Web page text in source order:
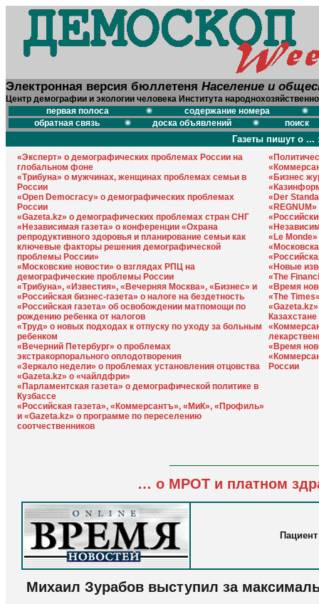
Электронная версия бюллетеня Население и
Центр демографии и экологии человека Института
первая полоса
содержание номера
обратная связь
доска объявлений поиск
Газеты пишут о ...
«Эксперт» о демографических проблемах России на
глобальном фоне
«Трибуна» о мужчинах, женщинах проблемах семьи в
России
«Open Democracy» о демографических проблемах
России
«Gazeta.kz» о демографических проблемах стран СНГ
«Независимая газета» о конференции «Охрана
репродуктивного здоровья и планирование семьи как
ключевые факторы решения демографической
проблемы России»
«Московские новости» о взглядах РПЦ на
демографические проблемы России
«Трибуна», «Известия», «Вечерняя Москва», «Бизнес» и
«Российская бизнес-газета» о налоге на бездетность
«Российская газета» об освобождении матпомощи по
рождению ребенка от налогов
«Труд» о новых подходах к отпуску по уходу за больным
ребенком
«Вечерний Петербург» о проблемах
экстракорпорального оплодотворения
«Зеркало недели» о проблемах установления отцовства
«Gazeta.kz» о «чайлдфри»
«Парламентская газета» о демографической политике в
Кузбассе
«Российская газета», «Коммерсантъ», «МиК», «Профиль»
и «Gazeta.kz» о программе по переселению
соотчественников
«Бизнес
«Der
«Le
«Новые
«The
«Время
«The
Казахстане
«Время
России
… о МРОТ и платном
Михаил Зурабов выступил за